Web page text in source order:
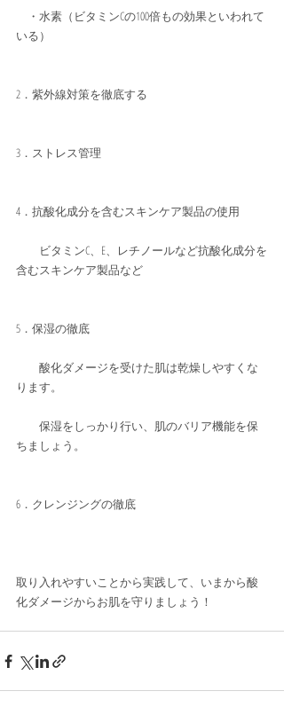
・水素（ビタミンCの100倍もの効果といわれて
いる）
2．紫外線対策を徹底する
3．ストレス管理
4．抗酸化成分を含むスキンケア製品の使用
ビタミンC、E、レチノールなど抗酸化成分を
含むスキンケア製品など
5．保湿の徹底
酸化ダメージを受けた肌は乾燥しやすくな
ります。
保湿をしっかり行い、肌のバリア機能を保
ちましょう。
6．クレンジングの徹底
取り入れやすいことから実践して、いまから酸
化ダメージからお肌を守りましょう！